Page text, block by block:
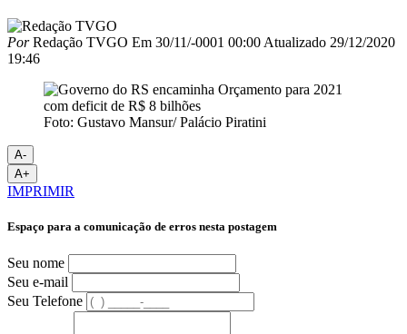
PorRedação TVGO Em 30/11/-0001 00:00 Atualizado 29/12/2020
19:46
Foto: Gustavo Mansur/ Palácio Piratini
A-
A+
IMPRIMIR
Espaço para a comunicação de erros nesta postagem
Seu nome
Seu e-mail
Seu Telefone